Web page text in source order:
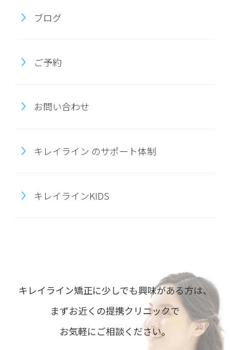
ブログ
ご予約
お問い合わせ
キレイライン のサポート体制
キレイラインKIDS
キレイライン矯正に少しでも興味がある方は、
まずお近くの提携クリニックで
お気軽にご相談ください。